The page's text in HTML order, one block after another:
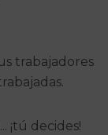
trabajadores
¡tú decides!